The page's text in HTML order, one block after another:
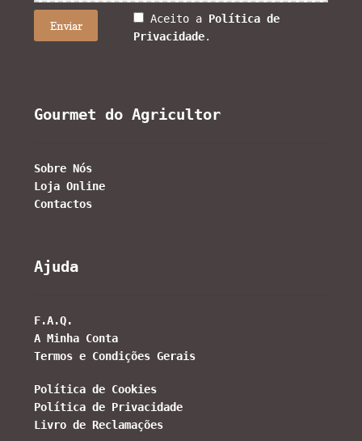
Aceito a Política de
Privacidade.
Gourmet do Agricultor
Sobre Nós
Loja Online
Contactos
Ajuda
F.A.Q.
A Minha Conta
Termos e Condições Gerais
Política de Cookies
Política de Privacidade
Livro de Reclamações